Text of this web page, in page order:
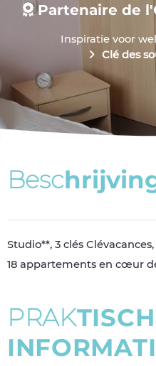
Partenaire de
Inspiratie voor
Clé des
Beschrijvin
Studio**, 3 clés
18 appartements en cœur
PRAKTISCH
INFORMATI